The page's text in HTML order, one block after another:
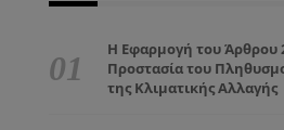
Η Εφαρμογή του Άρθρου
Προστασία του
της Κλιματικής Αλλαγής